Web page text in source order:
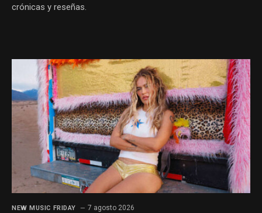
crónicas y reseñas.
NEW MUSIC FRIDAY 7 agosto 2026